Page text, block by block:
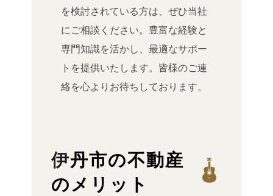
を検討されている方は、ぜひ当社
にご相談ください。豊富な経験と
専門知識を活かし、最適なサポー
トを提供いたします。皆様のご連
絡を心よりお待ちしております。
伊丹市の不動産
のメリット